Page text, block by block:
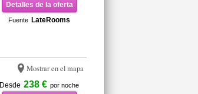
Detalles de la oferta
Fuente LateRooms
Mostrar en el mapa
Desde 238 € por noche